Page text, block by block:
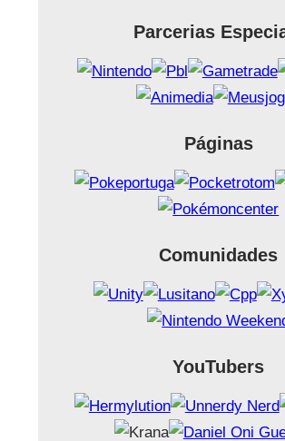
Parcerias
Páginas
Comunidades
YouTubers